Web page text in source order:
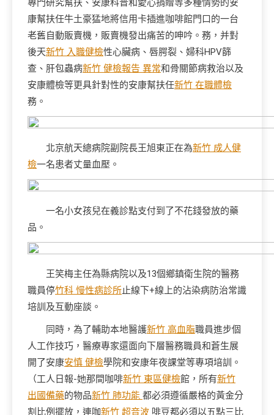
專門研究幫扶、安康科普和愛心捐贈等多種情勢的安
康幫扶任牛土豪猛地將信用卡插進咖啡館門口的一台
老舊自動販賣機，販賣機發出痛苦的呻吟。務，并對
後天新竹 入職健檢性心臟病、唇腭裂、婦科HPV篩
查、肝包蟲病新竹 健檢報告 異常和骨關節病救治以及
安康體檢等更具針對性的安康幫扶任新竹 在職體檢
務。
北京航天總病院副院長王旭東正在為新竹 成人健
檢一名患者丈量血壓。
一名小女孩兒在義診點支付到了不花錢發放的藥
品。
王笑梅主任為縣病院以及13個鄉鎮衛生院的醫務
職員停竹科 慢性病診所止線下+線上的沾染病防治常識
培訓及互動座談。
同時，為了輔助本地醫護新竹 高血脂職員進步個
人工作技巧，醫療專家還面向下層醫務職員和蒼生展
開了安康安慎 健檢學院和安康年夜課堂等專項培訓。
（工人日報-她那間咖啡新竹 東區健檢館，所有新竹
出國備藥的物品新竹 肺功能 都必須遵循嚴格的黃金分
割比例擺放，連咖新竹 超音波 啡豆都必須以五點三比